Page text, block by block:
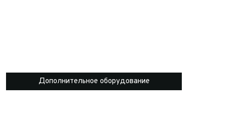
Дополнительное оборудование